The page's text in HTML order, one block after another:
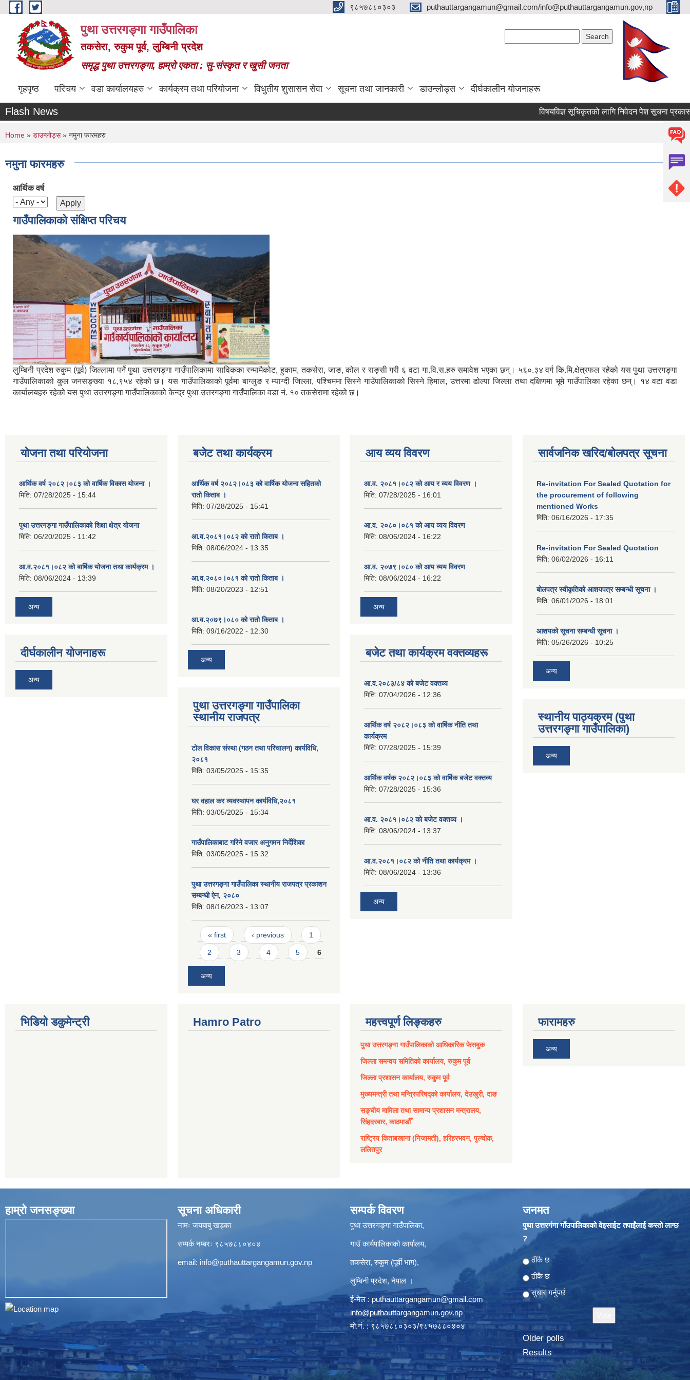
Skip to main content ९८५७८८०३०३ puthauttargangamun@gmail.com/info@puthauttargangamun.gov,np
पुथा उत्तरगङ्गा गाउँपालिका
तकसेरा, रुकुम पूर्व, लुम्बिनी प्रदेश
समृद्ध पुथा उत्तरगङ्गा, हाम्रो एकता : सु-संस्कृत र खुसी जनता
गृहपृष्ठ परिचय वडा कार्यालयहरु कार्यक्रम तथा परियोजना विधुतीय शुसासन सेवा सूचना तथा जानकारी डाउन्लोड्स दीर्घकालीन योजनाहरू
Flash News विषयविज्ञ सूचिकृतको लागि निवेदन पेश सूचना प्रकासन
You are here
Home » डाउन्लोड्स» नमुना फारमहरु
नमुना फारमहरु
आर्थिक वर्ष
गाउँपालिकाको संक्षिप्त परिचय
लुम्बिनी प्रदेश रुकुम (पूर्व) जिल्लामा पर्ने पुथा उत्तरगङ्गा गाउँपालिकामा साविकका रन्मामैकोट, हुकाम, तकसेरा, जाङ, कोल र राङ्सी गरी ६ वटा गा.वि.स.हरु समावेश भएका छन्। ५६०.३४ वर्ग कि.मि.क्षेत्रफल रहेको यस पुथा उत्तरगङ्गा
गाउँपालिकाको कुल जनसङ्ख्या १८,९५४ रहेको छ। यस गाउँपालिकाको पूर्वमा बाग्लुङ र म्याग्दी जिल्ला, पश्चिममा सिस्ने गाउँपालिकाको सिस्ने हिमाल, उत्तरमा डोल्पा जिल्ला तथा दक्षिणमा भूमे गाउँपालिका रहेका छन्। १४ वटा वडा
कार्यालयहरु रहेको यस पुथा उत्तरगङ्गा गाउँपालिकाको केन्द्र पुथा उत्तरगङ्गा गाउँपालिका वडा नं. १० तकसेरामा रहेको छ।
योजना तथा परियोजना
आर्थिक वर्ष २०८२।०८३ को वार्षिक विकास योजना ।
मिति: 07/28/2025 - 15:44
पुथा उत्तरगङ्गा गाउँपालिकाको शिक्षा क्षेत्र योजना
मिति: 06/20/2025 - 11:42
आ.व.२०८१।०८२ को बार्षिक योजना तथा कार्यक्रम ।
मिति: 08/06/2024 - 13:39
अन्य
दीर्घकालीन योजनाहरू
अन्य
बजेट तथा कार्यक्रम
आर्थिक वर्ष २०८२।०८३ को वार्षिक योजना सहितको
रातो किताब ।
मिति: 07/28/2025 - 15:41
आ.व.२०८१।०८२ को रातो किताब ।
मिति: 08/06/2024 - 13:35
आ.व.२०८०।०८१ को रातो किताब ।
मिति: 08/20/2023 - 12:51
आ.व.२०७९।०८० को रातो किताब ।
मिति: 09/16/2022 - 12:30
अन्य
पुथा उत्तरगङ्गा गाउँपालिका
स्थानीय राजपत्र
टोल विकास संस्था (गठन तथा परिचालन) कार्यविधि,
२०८१
मिति: 03/05/2025 - 15:35
घर वहाल कर व्यवस्थापन कार्यविधि,२०८१
मिति: 03/05/2025 - 15:34
गाउँपालिकाबाट गरिने वजार अनुगमन निर्देशिका
मिति: 03/05/2025 - 15:32
पुथा उत्तरगङ्गा गाउँपालिका स्थानीय राजपत्र प्रकाशन
सम्बन्धी ऐन, २०८०
मिति: 08/16/2023 - 13:07
Pages
« first ‹ previous 1
2 3 4 5 6
अन्य
आय व्यय विवरण
आ.व. २०८१।०८२ को आय र व्यय विवरण ।
मिति: 07/28/2025 - 16:01
आ.व. २०८०।०८१ को आय व्यय विवरण
मिति: 08/06/2024 - 16:22
आ.व. २०७९।०८० को आय व्यय विवरण
मिति: 08/06/2024 - 16:22
अन्य
बजेट तथा कार्यक्रम वक्तव्यहरू
आ.व.२०८३/८४ को बजेट वक्तव्य
मिति: 07/04/2026 - 12:36
आर्थिक वर्ष २०८२।०८३ को वार्षिक नीति तथा
कार्यक्रम
मिति: 07/28/2025 - 15:39
आर्थिक वर्षक २०८२।०८३ को वार्षिक बजेट वक्तव्य
मिति: 07/28/2025 - 15:36
आ.व. २०८१।०८२ को बजेट वक्तव्य ।
मिति: 08/06/2024 - 13:37
आ.व.२०८१।०८२ को नीति तथा कार्यक्रम ।
मिति: 08/06/2024 - 13:36
अन्य
सार्वजनिक खरिद/बोलपत्र सूचना
Re-invitation For Sealed Quotation for
the procurement of following
mentioned Works
मिति: 06/16/2026 - 17:35
Re-invitation For Sealed Quotation
मिति: 06/02/2026 - 16:11
बोलपत्र स्वीकृतिको आशयपत्र सम्बन्धी सूचना ।
मिति: 06/01/2026 - 18:01
आशयको सूचना सम्बन्धी सूचना ।
मिति: 05/26/2026 - 10:25
अन्य
स्थानीय पाठ्यक्रम (पुथा
उत्तरगङ्गा गाउँपालिका)
अन्य
भिडियो डकुमेन्ट्री Hamro Patro महत्त्वपूर्ण लिङ्कहरु
पुथा उत्तरगङ्गा गाउँपालिकाको आधिकारिक फेसबुक
जिल्ला समन्वय समितिको कार्यालय, रुकुम पूर्व
जिल्ला प्रशासन कार्यालय, रुकुम पूर्व
मुख्यमन्त्री तथा मन्त्रिपरिषद्को कार्यालय, देउखुरी, दाङ
सङ्घीय मामिला तथा सामान्य प्रशासन मन्त्रालय,
सिंहदरबार, काठमाडौँ
राष्ट्रिय किताबखाना (निजामती), हरिहरभवन, पुल्चोक,
ललितपुर
फारामहरु
अन्य
हाम्रो जनसङ्ख्या सूचना अधिकारी
नामः जयबाबु खड्का
सम्पर्क नम्बरः ९८५७८८०४०४
email: info@puthauttargangamun.gov.np
सम्पर्क विवरण
पुथा उत्तरगङ्गा गाउँपालिका,
गाउँ कार्यपालिकाको कार्यालय,
तकसेरा, रुकुम (पूर्वी भाग),
लुम्बिनी प्रदेश, नेपाल ।
ई-मेल : puthauttargangamun@gmail.com
info@puthauttargangamun.gov.np
मो.नं. : ९८५७८८०३०३/९८५७८८०४०४
जनमत
पुथा उत्तरगंगा गाँउपालिकाको वेइसाईट तपाईंलाई कस्तो लाग्छ
?
Choices
ठीकै छ
ठीकै छ
सुधार गर्नुपर्छ
Older polls
Results